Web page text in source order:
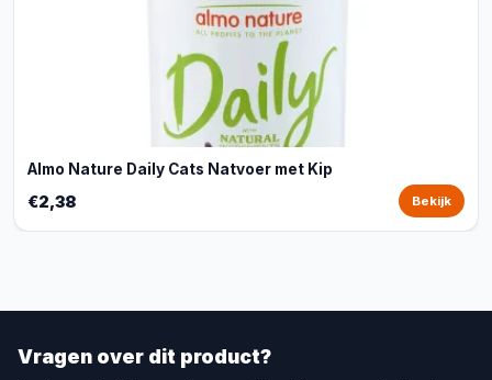
Almo Nature Daily Cats Natvoer met Kip
€2,38 Bekijk
Vragen over dit product?